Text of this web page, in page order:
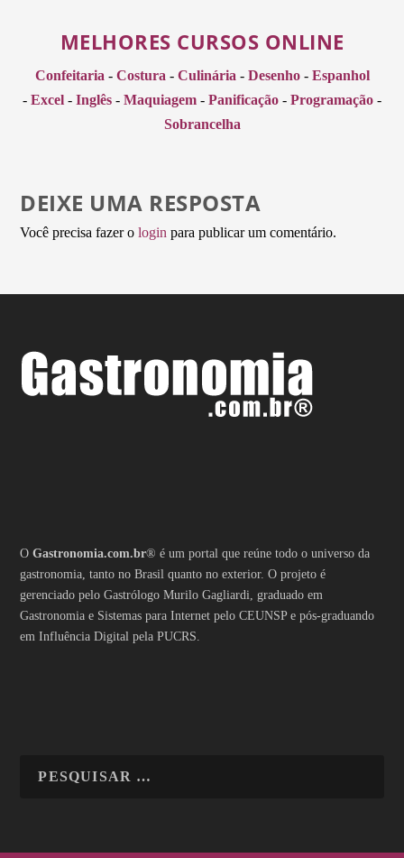
MELHORES CURSOS ONLINE
Confeitaria - Costura - Culinária - Desenho- Espanhol
- Excel - Inglês - Maquiagem - Panificação - Programação -
Sobrancelha
DEIXE UMA RESPOSTA
Você precisa fazer ologin para publicar um comentário.
OGastronomia.com.br® é um portal que reúne todo o universo da
gastronomia, tanto no Brasil quanto no exterior. O projeto é
gerenciado pelo Gastrólogo Murilo Gagliardi, graduado em
Gastronomia e Sistemas para Internet pelo CEUNSP e pós-graduando
em Influência Digital pela PUCRS.